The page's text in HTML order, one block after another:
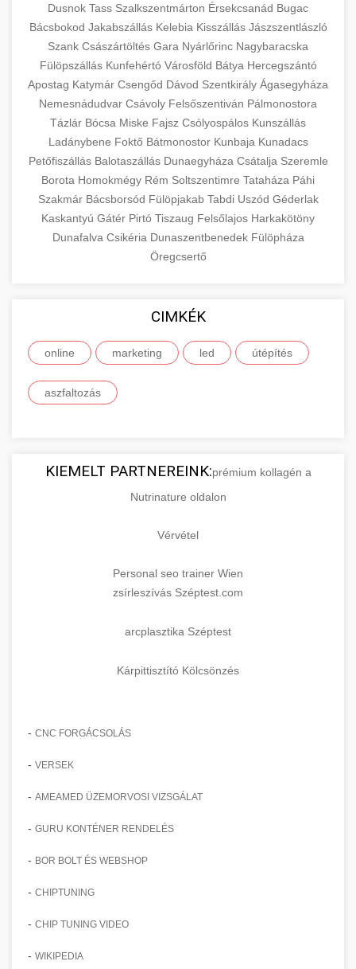
Dusnok Tass Szalkszentmárton Érsekcsanád Bugac
Bácsbokod Jakabszállás Kelebia Kisszállás Jászszentlászló
Szank Császártöltés Gara Nyárlőrinc Nagybaracska
Fülöpszállás Kunfehértó Városföld Bátya Hercegszántó
Apostag Katymár Csengőd Dávod Szentkirály Ágasegyháza
Nemesnádudvar Csávoly Felsőszentiván Pálmonostora
Tázlár Bócsa Miske Fajsz Csólyospálos Kunszállás
Ladánybene Foktő Bátmonostor Kunbaja Kunadacs
Petőfiszállás Balotaszállás Dunaegyháza Csátalja Szeremle
Borota Homokmégy Rém Soltszentimre Tataháza Páhi
Szakmár Bácsborsód Fülöpjakab Tabdi Uszód Géderlak
Kaskantyú Gátér Pirtó Tiszaug Felsőlajos Harkakötöny
Dunafalva Csikéria Dunaszentbenedek Fülöpháza
Öregcsertő
CIMKÉK
online marketing led útépítés
aszfaltozás
KIEMELT PARTNEREINK:prémium kollagén a
Nutrinature oldalon
Vérvétel
Personal seo trainer Wien
zsírleszívás Széptest.com
arcplasztika Széptest
Kárpittisztító Kölcsönzés
- CNC FORGÁCSOLÁS
- VERSEK
- AMEAMED ÜZEMORVOSI VIZSGÁLAT
- GURU KONTÉNER RENDELÉS
- BOR BOLT ÉS WEBSHOP
- CHIPTUNING
- CHIP TUNING VIDEO
- WIKIPEDIA